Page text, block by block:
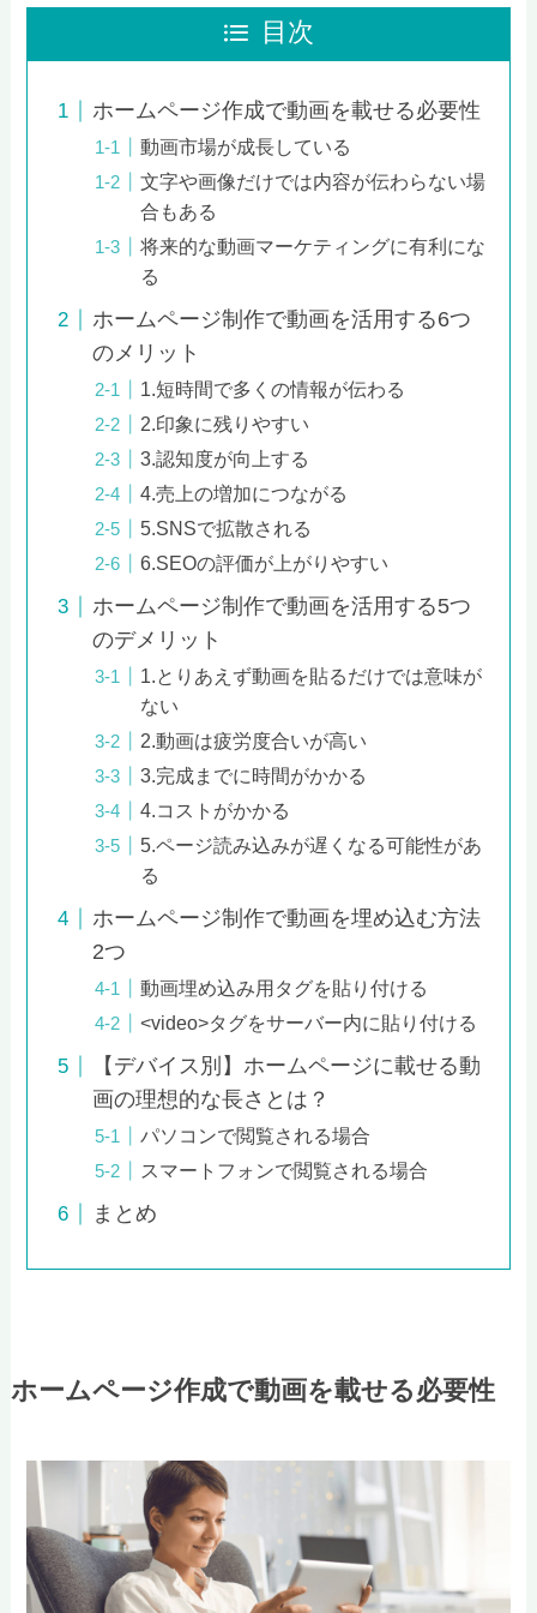
目次
ホームページ作成で動画を載せる必要性
動画市場が成長している
文字や画像だけでは内容が伝わらない場
合もある
将来的な動画マーケティングに有利にな
る
ホームページ制作で動画を活用する6つ
のメリット
1.短時間で多くの情報が伝わる
2.印象に残りやすい
3.認知度が向上する
4.売上の増加につながる
5.SNSで拡散される
6.SEOの評価が上がりやすい
ホームページ制作で動画を活用する5つ
のデメリット
1.とりあえず動画を貼るだけでは意味が
ない
2.動画は疲労度合いが高い
3.完成までに時間がかかる
4.コストがかかる
5.ページ読み込みが遅くなる可能性があ
る
ホームページ制作で動画を埋め込む方法
2つ
動画埋め込み用タグを貼り付ける
<video>タグをサーバー内に貼り付ける
【デバイス別】ホームページに載せる動
画の理想的な長さとは？
パソコンで閲覧される場合
スマートフォンで閲覧される場合
まとめ
ホームページ作成で動画を載せる必要性